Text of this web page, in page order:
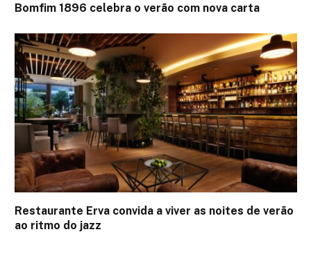
Bomfim 1896 celebra o verão com nova carta
Restaurante Erva convida a viver as noites de verão
ao ritmo do jazz